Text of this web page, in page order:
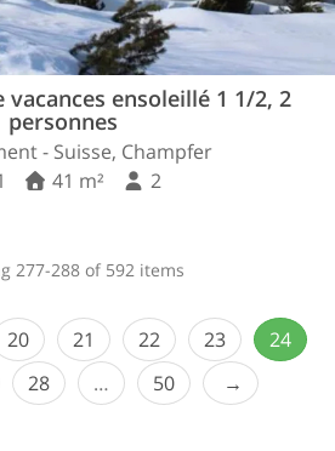
ensoleillé 1 1/2, 2
personnes
- Suisse, Champfer
41 m² 2
277-288 of 592 items
20 21 22 23
24
28 … 50